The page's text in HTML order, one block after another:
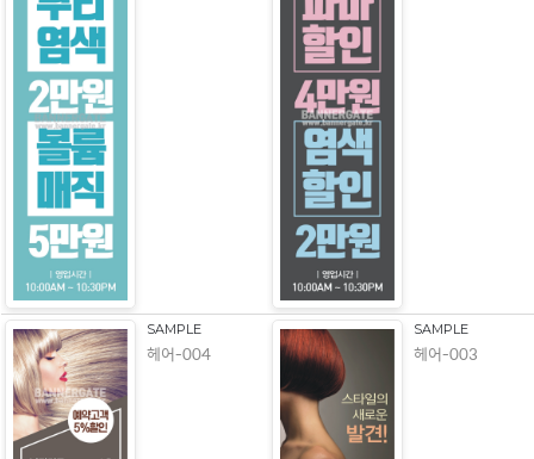
SAMPLE
헤어-004
SAMPLE
헤어-003